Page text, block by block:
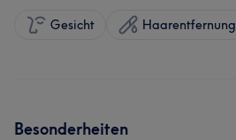
Gesicht Haarentfernung
Besonderheiten